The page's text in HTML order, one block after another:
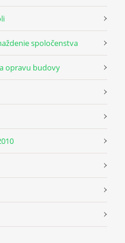
spoločenstva
opravu budovy